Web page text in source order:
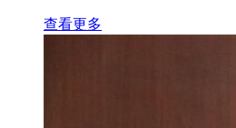
查看更多